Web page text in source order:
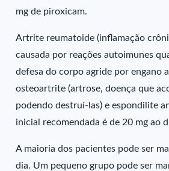
mg de piroxicam.
Artrite reumatoide (inflamação
causada por reações autoimunes
defesa do corpo agride por engano
osteoartrite (artrose, doença que
podendo destruí-las) e espondilite
inicial recomendada é de 20 mg ao
A maioria dos pacientes pode ser
dia. Um pequeno grupo pode ser